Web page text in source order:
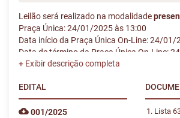
Leilão será realizado na modalidade
Praça Única: 24/01/2025 às 13:00
Data início da Praça Única On-Line: 24/01/
Data de término da Praça Única On-Line:
EDITAL
001/2025 Lista